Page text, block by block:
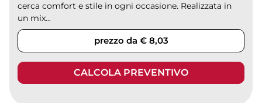
cerca comfort e stile in ogni occasione. Realizzata in
un mix...
prezzo da € 8,03
CALCOLA PREVENTIVO